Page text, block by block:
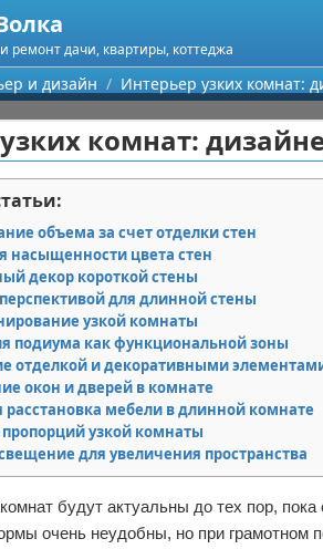
ремонт дачи, квартиры, коттеджа
информации
и дизайн
Интерьер узких комнат:
комнат:
объема за счет отделки стен
насыщенности цвета стен
декор короткой стены
для длинной стены
узкой комнаты
подиума как функциональной зоны
отделкой и декоративными
окон и дверей в комнате
расстановка мебели в длинной комнате
узкой комнаты
для увеличения пространства
будут актуальны до тех пор,
очень неудобны, но при грамотном